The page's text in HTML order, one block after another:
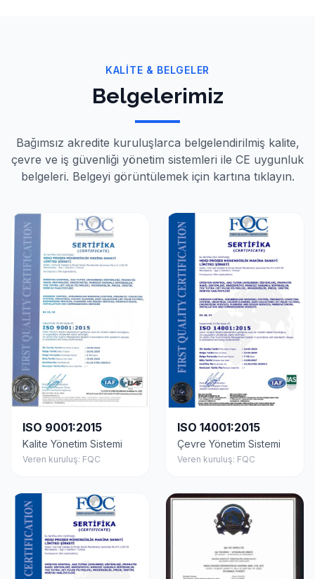
KALİTE & BELGELER
Belgelerimiz
Bağımsız akredite kuruluşlarca belgelendirilmiş kalite,
çevre ve iş güvenliği yönetim sistemleri ile CE uygunluk
belgeleri. Belgeyi görüntülemek için kartına tıklayın.
ISO 9001:2015
Kalite Yönetim Sistemi
Veren kuruluş: FQC
ISO 14001:2015
Çevre Yönetim Sistemi
Veren kuruluş: FQC